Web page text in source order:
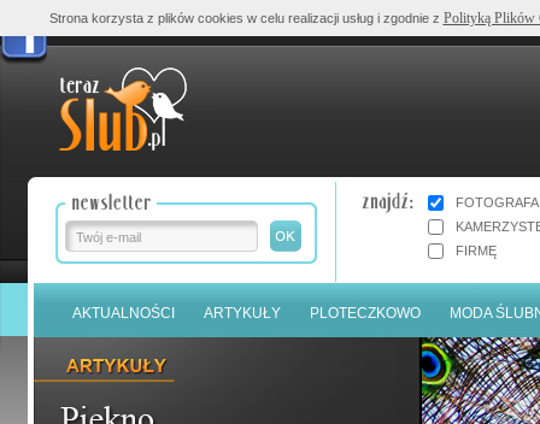
FOTOGRAFA
FIRMĘ
AKTUALNOŚCI ARTYKUŁY PLOTECZKOWO MODA
Strona korzysta z plików cookies w celu realizacji usług i zgodnie z Polityką Plików